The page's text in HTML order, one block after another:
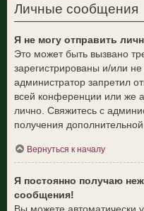
Личные сообщения
Я не могу отправить
Это может быть вызвано
зарегистрированы и/или
администратор запретил
всей конференции или же
лично. Свяжитесь с
получения
Вернуться к началу
Я постоянно получаю
сообщения!